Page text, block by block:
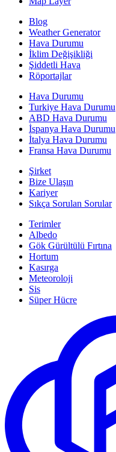
Blog
Weather Generator
Hava Durumu
İklim Değişikliği
Şiddetli Hava
Röportajlar
Hava Durumu
Turkiye Hava Durumu
ABD Hava Durumu
İspanya Hava Durumu
İtalya Hava Durumu
Fransa Hava Durumu
Şirket
Bize Ulaşın
Kariyer
Sıkça Sorulan Sorular
Terimler
Albedo
Gök Gürültülü Fırtına
Hortum
Kasırga
Meteoroloji
Sis
Süper Hücre